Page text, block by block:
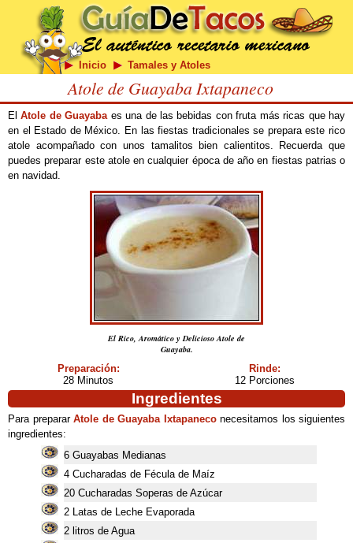
Inicio Tamales y Atoles
Atole de Guayaba Ixtapaneco
ElAtole de Guayabaes una de las bebidas con fruta más ricas que hay
en el Estado de México. En las fiestas tradicionales se prepara este rico
atole acompañado con unos tamalitos bien calientitos. Recuerda que
puedes preparar este atole en cualquier época de año en fiestas patrias o
en navidad.
El Rico, Aromático y Delicioso Atole de
Guayaba.
Preparación:
28 Minutos
Rinde:
12 Porciones
Ingredientes
Para preparar Atole de Guayaba Ixtapaneconecesitamos los siguientes
ingredientes:
6 Guayabas Medianas
4 Cucharadas de Fécula de Maíz
20 Cucharadas Soperas de Azúcar
2 Latas de Leche Evaporada
2 litros de Agua